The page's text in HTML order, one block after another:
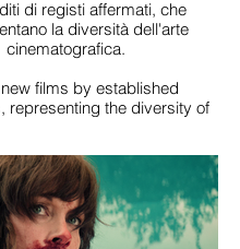
di registi affermati, che
la diversità dell'arte
cinematografica.
films by established
representing the diversity of